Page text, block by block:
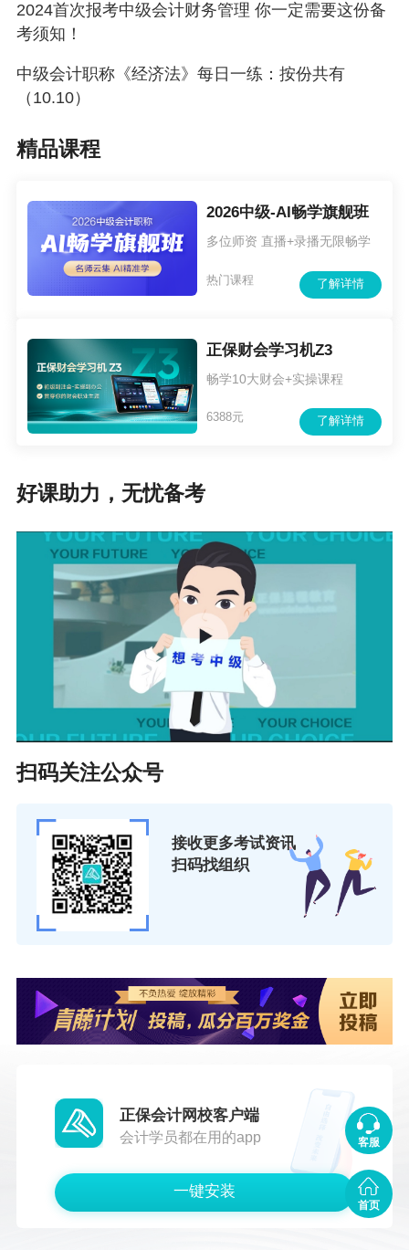
2024首次报考中级会计财务管理 你一定需要这份备
考须知！
中级会计职称《经济法》每日一练：按份共有
（10.10）
精品课程
2026中级-AI畅学旗舰班
多位师资 直播+录播无限畅学
了解详情
热门课程
正保财会学习机Z3
畅学10大财会+实操课程
了解详情
6388元
好课助力，无忧备考
扫码关注公众号
接收更多考试资讯
扫码找组织
正保会计网校客户端
会计学员都在用的app
一键安装
客服
首页